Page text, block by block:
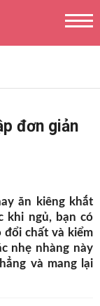
đơn giản
ăn kiêng khắt
khi ngủ, bạn có
chất và kiểm
nhẹ nhàng này
và mang lại